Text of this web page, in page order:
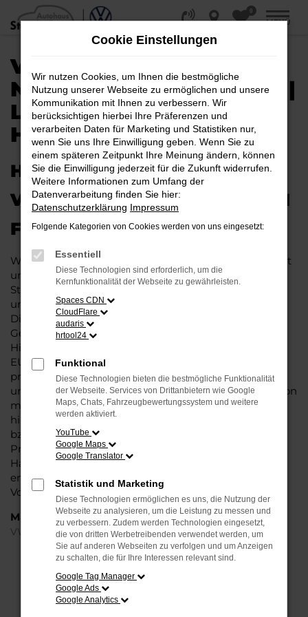
Zum
Hauptinhalt
0
MENÜ
VW TOUAREG EU-
NEUWAGEN / REIMPORT |
LIEFERSERVICE NACH
HANNOVER
HERAUSRAGENDE QUALITÄT:
VW TOUAREG EU-NEUWAGEN
FÜR HANNOVER
Wer in puncto Qualität keinerlei Kompromisse eingeht
und bei Fahrten durch Hannover auf dem neuesten
Stand der Automobiltechnik sein möchte, landet
unweigerlich bei einem VW Touareg EU-Neuwagen.
Dieses Fahrzeug überzeugt vor allem in der aktuellen
Generation in den Vergleichstests und gilt in vielerlei
Hinsicht als Trendsetter. Wenn Sie Ihren VW Touareg
EU-Neuwagen für Hannover bei Steinböhmer kaufen,
profitieren Sie gleich mehrfach. So bieten wir einen
umfangreichen Service und bringen eine Erfahrung von
mehr als 80 Jahren in die Beratung mit ein. Darüber
hinaus sichern Sie sich bei jedem Kauf einen Rabatt
bzw. Nachlass, der teilweise im zweistelligen
Prozentbereich liegt. VW Touareg EU-Neuwagen für
Hannover sind bei uns auch im Leasing zu haben und
entsprechend zu 100 Prozent Ihren individuellen
Vorstellungen.
Marken
VW
FEHLER: NETWORK ERROR
Beim Laden ist ein Fehler aufgetreten.
Cookie Einstellungen
Wir nutzen Cookies, um Ihnen die bestmögliche
Nutzung unserer Webseite zu ermöglichen und unsere
Kommunikation mit Ihnen zu verbessern. Wir
berücksichtigen hierbei Ihre Präferenzen und
verarbeiten Daten für Marketing und Statistiken nur,
wenn Sie uns Ihre Einwilligung geben. Wenn Sie zu
einem späteren Zeitpunkt Ihre Meinung ändern, können
Sie die Einwilligung jederzeit für die Zukunft widerrufen.
Weitere Informationen zum Umfang der
Datenverarbeitung finden Sie hier:
Datenschutzerklärung Impressum
Folgende Kategorien von Cookies werden von uns eingesetzt:
Essentiell
Diese Technologien sind erforderlich, um die
Kernfunktionalität der Webseite zu gewährleisten.
Spaces CDN
CloudFlare
audaris
hrtool24
Funktional
Diese Technologien bieten die bestmögliche Funktionalität
der Webseite. Services von Drittanbietern wie Google
Maps, Chats, Fahrzeugbewertungssystem und weitere
werden aktiviert.
YouTube
Google Maps
Google Translator
Statistik und Marketing
Diese Technologien ermöglichen es uns, die Nutzung der
Webseite zu analysieren, um die Leistung zu messen und
zu verbessern. Zudem werden Technologien eingesetzt,
die von dritten Werbetreibenden verwendet werden, um
Sie auf anderen Webseiten zu verfolgen und um Anzeigen
zu schalten, die für Ihre Interessen relevant sind.
Google Tag Manager
Google Ads
Google Analytics